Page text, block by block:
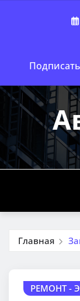
Главная
РЕМОНТ -